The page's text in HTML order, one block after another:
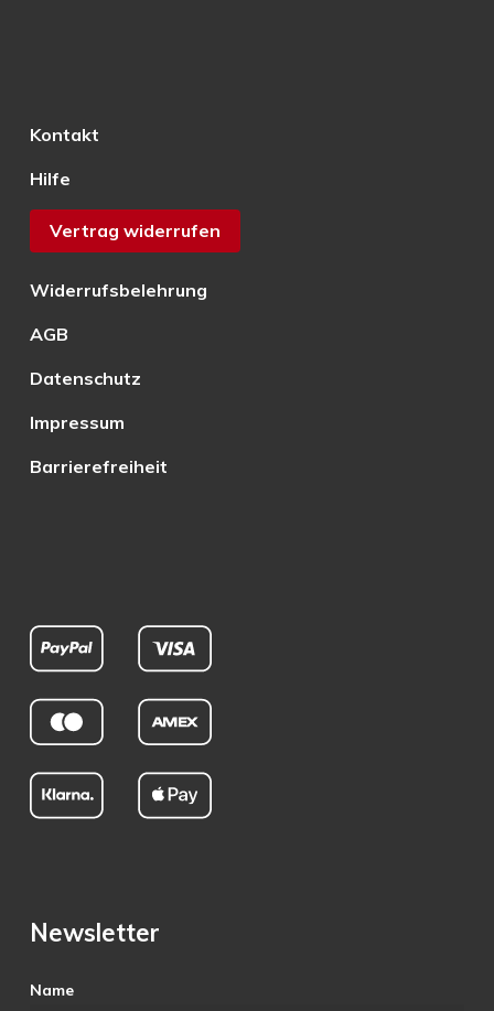
Kontakt
Hilfe
Vertrag widerrufen
Widerrufsbelehrung
AGB
Datenschutz
Impressum
Barrierefreiheit
Newsletter
Name